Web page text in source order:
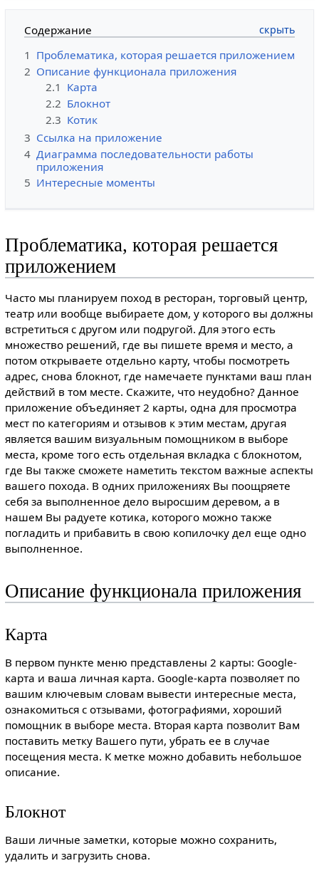
Содержание
1 Проблематика, которая решается приложением
2 Описание функционала приложения
2.1 Карта
2.2 Блокнот
2.3 Котик
3 Ссылка на приложение
4 Диаграмма последовательности работы
приложения
5 Интересные моменты
Проблематика, которая решается
приложением
Часто мы планируем поход в ресторан, торговый центр,
театр или вообще выбираете дом, у которого вы должны
встретиться с другом или подругой. Для этого есть
множество решений, где вы пишете время и место, а
потом открываете отдельно карту, чтобы посмотреть
адрес, снова блокнот, где намечаете пунктами ваш план
действий в том месте. Скажите, что неудобно? Данное
приложение объединяет 2 карты, одна для просмотра
мест по категориям и отзывов к этим местам, другая
является вашим визуальным помощником в выборе
места, кроме того есть отдельная вкладка с блокнотом,
где Вы также сможете наметить текстом важные аспекты
вашего похода. В одних приложениях Вы поощряете
себя за выполненное дело выросшим деревом, а в
нашем Вы радуете котика, которого можно также
погладить и прибавить в свою копилочку дел еще одно
выполненное.
Описание функционала приложения
Карта
В первом пункте меню представлены 2 карты: Google-
карта и ваша личная карта. Google-карта позволяет по
вашим ключевым словам вывести интересные места,
ознакомиться с отзывами, фотографиями, хороший
помощник в выборе места. Вторая карта позволит Вам
поставить метку Вашего пути, убрать ее в случае
посещения места. К метке можно добавить небольшое
описание.
Блокнот
Ваши личные заметки, которые можно сохранить,
удалить и загрузить снова.